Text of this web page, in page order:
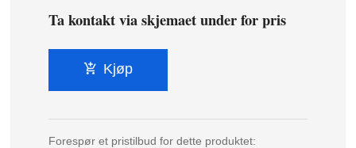
Ta kontakt via skjemaet under for pris
Kjøp
Forespør et pristilbud for dette produktet: